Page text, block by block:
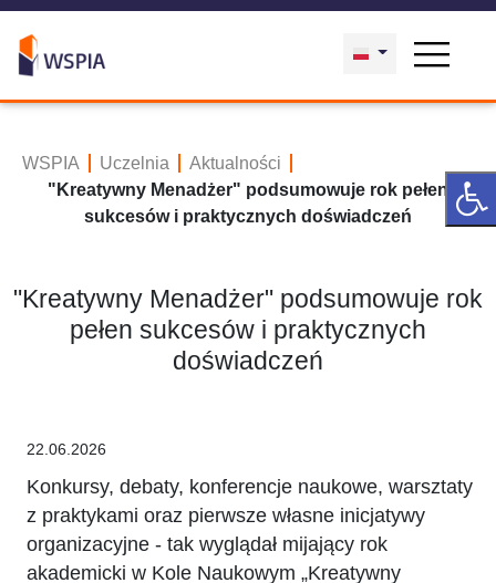
WSPIA Uczelnia
Aktualności
"Kreatywny Menadżer" podsumowuje rok pełen
sukcesów i praktycznych doświadczeń
"Kreatywny Menadżer" podsumowuje rok
pełen sukcesów i praktycznych
doświadczeń
22.06.2026
Konkursy, debaty, konferencje naukowe, warsztaty
z praktykami oraz pierwsze własne inicjatywy
organizacyjne - tak wyglądał mijający rok
akademicki w Kole Naukowym „Kreatywny